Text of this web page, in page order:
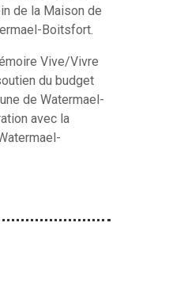
de la Maison de
Boitsfort.
Vive/Vivre
du budget
de Watermael-
avec la